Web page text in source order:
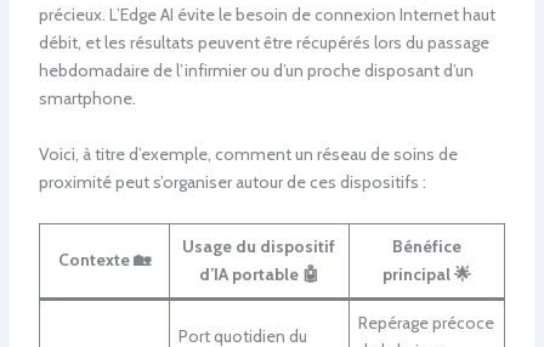
précieux. L’Edge AI évite le besoin de connexion Internet haut
débit, et les résultats peuvent être récupérés lors du passage
hebdomadaire de l’infirmier ou d’un proche disposant d’un
smartphone.
Voici, à titre d’exemple, comment un réseau de soins de
proximité peut s’organiser autour de ces dispositifs :
Contexte 🏡
Usage du dispositif
d’IA portable 🤖
Bénéfice
principal 🌟
Port quotidien du
Repérage précoce